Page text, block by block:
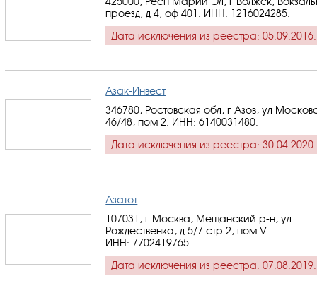
проезд, д 4, оф 401. ИНН: 1216024285
Дата исключения из реестра: 05.09.2016.
Азак-Инвест
346780, Ростовская обл, г Азов, ул
46/48, пом 2. ИНН: 6140031480
Дата исключения из реестра: 30.04.2020.
Азатот
107031, г Москва, Мещанский р-н, ул
Рождественка, д 5/7 стр 2, пом V.
ИНН: 7702419765
Дата исключения из реестра: 07.08.2019.